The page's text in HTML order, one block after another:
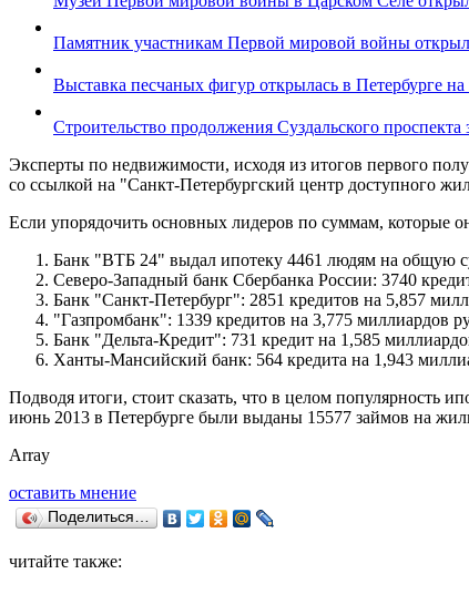
Памятник участникам Первой мировой войны
Выставка песчаных фигур открылась в Петербурге
Строительство продолжения Суздальского
Эксперты по недвижимости, исходя из итогов первого
со ссылкой на "Санкт-Петербургский центр доступного
Если упорядочить основных лидеров по суммам, которые
Банк "ВТБ 24" выдал ипотеку 4461 людям на общую
Северо-Западный банк Сбербанка России: 3740
Банк "Санкт-Петербург": 2851 кредитов на 5,857
"Газпромбанк": 1339 кредитов на 3,775 миллиардов
Банк "Дельта-Кредит": 731 кредит на 1,585
Ханты-Мансийский банк: 564 кредита на 1,943
Подводя итоги, стоит сказать, что в целом популярность
июнь 2013 в Петербурге были выданы 15577 займов на
Array
оставить мнение
Поделиться…
читайте также: